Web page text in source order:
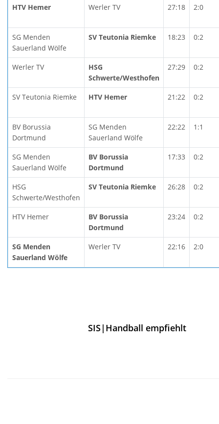
HTV Hemer Werler TV 27:18 2:0
SG Menden
Sauerland Wölfe
SV Teutonia Riemke 18:23 0:2
Werler TV
HSG
Schwerte/Westhofen
27:29 0:2
SV Teutonia Riemke HTV Hemer 21:22 0:2
BV Borussia
Dortmund
SG Menden
Sauerland Wölfe
22:22 1:1
SG Menden
Sauerland Wölfe
BV Borussia
Dortmund
17:33 0:2
HSG
Schwerte/Westhofen
SV Teutonia Riemke 26:28 0:2
HTV Hemer
BV Borussia
Dortmund
23:24 0:2
SG Menden
Sauerland Wölfe
Werler TV 22:16 2:0
SIS|Handball empfiehlt